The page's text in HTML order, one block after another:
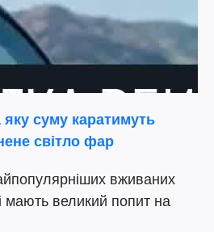
яку суму каратимуть
світло фар
вживаних
мають великий попит на